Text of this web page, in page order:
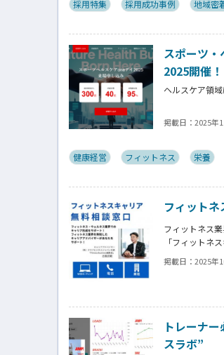
採用特集 採用成功事例 地域密
スポーツ
2025開催
ヘルスケア領
スポーツヘル
月４日（木）
加いただいて
掲載日： 2025年
健康経営 フィットネス 栄養
フィット
フィットネス
「フィットネ
・自分に合っ
・面接がうまく
掲載日： 2025年
トレーナ
スラボ”